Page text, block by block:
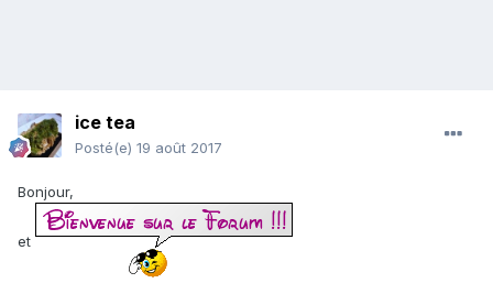
ice tea
Posté(e) 19 août 2017
Bonjour,
et